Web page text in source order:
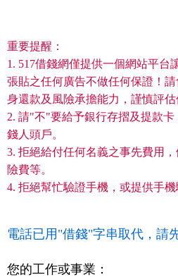
重要提醒：
1. 517借錢網僅提供一個網站平台
張貼之任何廣告不做任何保證！
身還款及風險承擔能力，謹慎評估
2. 請"不"要給予銀行存摺及提款
錢人頭戶。
3. 拒絕給付任何名義之事先費用
險費等。
4. 拒絕幫忙驗證手機，或提供手機
電話已用"借錢"字串取代，請
您的工作或事業：